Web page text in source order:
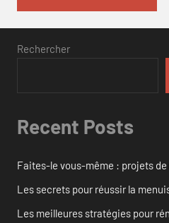
Rechercher
Recent Posts
Faites-le vous-même : projets
Les secrets pour réussir la
Les meilleures stratégies pour